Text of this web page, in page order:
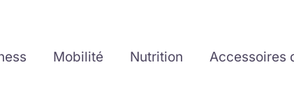
Mobilité Nutrition Accessoires